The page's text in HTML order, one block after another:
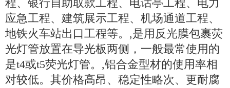
程、银行自助取款工程、电话亭工程、电力
应急工程、建筑展示工程、机场通道工程、
地铁火车站出口工程等。,是用反光膜包裹荧
光灯管放置在导光板两侧，一般最常使用的
是t4或t5荧光灯管。,铝合金型材的使用率相
对较低。其价格高昂、稳定性略次、更耐腐